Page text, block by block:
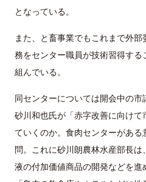
となっている。
また、と畜事業でもこれまで外
務をセンター職員が技術習得する
組んでいる。
同センターについては開会中の市
砂川和也氏が「赤字改善に向けて
ていくのか。食肉センターがあ
問。これに砂川朗農林水産部長
液の付加価値商品の開発などを進